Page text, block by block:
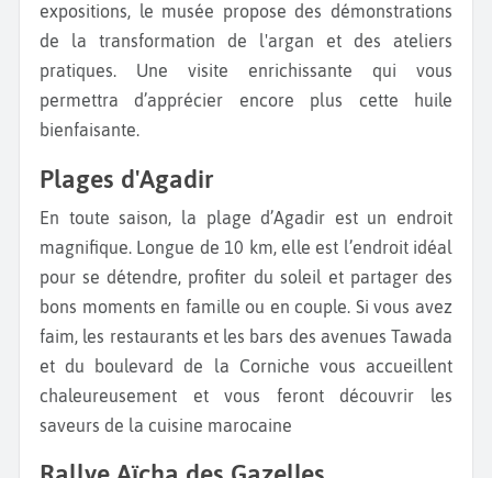
expositions, le musée propose des démonstrations
de la transformation de l'argan et des ateliers
pratiques. Une visite enrichissante qui vous
permettra d’apprécier encore plus cette huile
bienfaisante.
Plages d'Agadir
En toute saison, la plage d’Agadir est un endroit
magnifique. Longue de 10 km, elle est l’endroit idéal
pour se détendre, profiter du soleil et partager des
bons moments en famille ou en couple. Si vous avez
faim, les restaurants et les bars des avenues Tawada
et du boulevard de la Corniche vous accueillent
chaleureusement et vous feront découvrir les
saveurs de la cuisine marocaine